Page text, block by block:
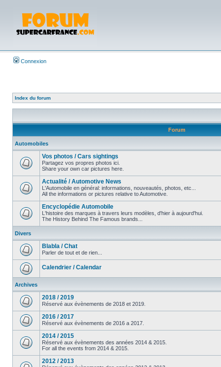
Connexion
Index du forum
Forum
Automobiles
Vos photos / Cars sightings
Partagez vos propres photos ici.
Share your own car pictures here.
Actualité / Automotive News
L'Automobile en général: informations, nouveautés, photos, etc...
All the informations or pictures relative to Automotive.
Encyclopédie Automobile
L'histoire des marques à travers leurs modèles, d'hier à aujourd'hui.
The History Behind The Famous brands...
Divers
Blabla / Chat
Parler de tout et de rien...
Calendrier / Calendar
Archives
2018 / 2019
Réservé aux évènements de 2018 et 2019.
2016 / 2017
Réservé aux évènements de 2016 a 2017.
2014 / 2015
Réservé aux évènements des années 2014 & 2015.
For all the events from 2014 & 2015.
2012 / 2013